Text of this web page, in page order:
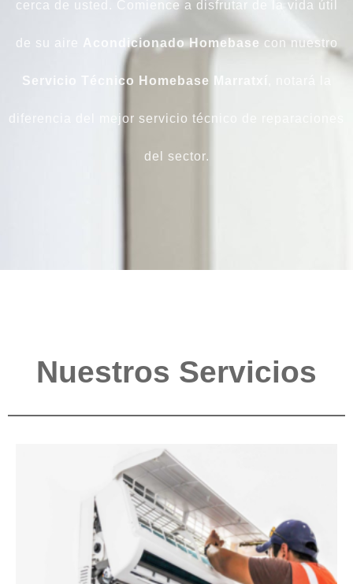
cerca de usted. Comience a disfrutar de la vida útil
de su aire Acondicionado Homebase con nuestro
Servicio Técnico Homebase Marratxí
diferencia del mejor servicio técnico de reparaciones
del sector.
Nuestros Servicios